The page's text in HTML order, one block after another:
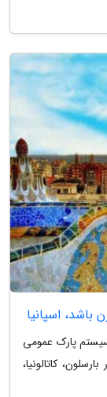
اسپانیا
پارک عمومی
کاتالونیا،